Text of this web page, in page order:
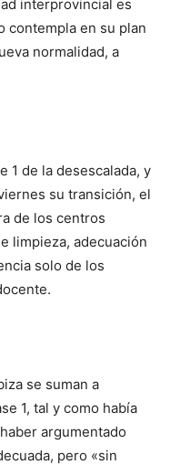
interprovincial es
contempla en su plan
normalidad, a
1 de la desescalada, y
su transición, el
de los centros
limpieza, adecuación
solo de los
se suman a
1, tal y como había
argumentado
pero «sin